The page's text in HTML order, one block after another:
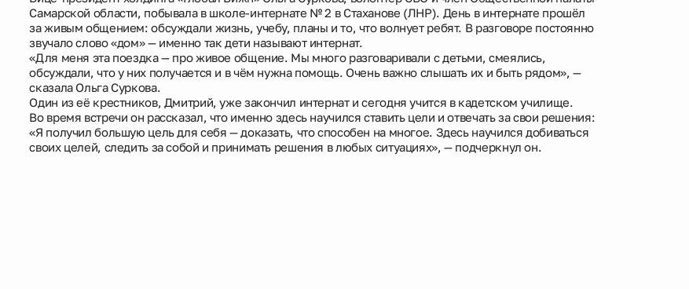
Тендеры
Партнерам
Контакты
Самарской области, побывала в школе-интернате № 2 в Стаханове (ЛНР). День в интернате прошёл
за живым общением: обсуждали жизнь, учебу, планы и то, что волнует ребят. В разговоре постоянно
звучало слово «дом» — именно так дети называют интернат.
«Для меня эта поездка — про живое общение. Мы много разговаривали с детьми, смеялись,
обсуждали, что у них получается и в чём нужна помощь. Очень важно слышать их и быть рядом», —
сказала Ольга Суркова.
Один из её крестников, Дмитрий, уже закончил интернат и сегодня учится в кадетском училище.
Во время встречи он рассказал, что именно здесь научился ставить цели и отвечать за свои решения:
«Я получил большую цель для себя — доказать, что способен на многое. Здесь научился добиваться
своих целей, следить за собой и принимать решения в любых ситуациях», — подчеркнул он.